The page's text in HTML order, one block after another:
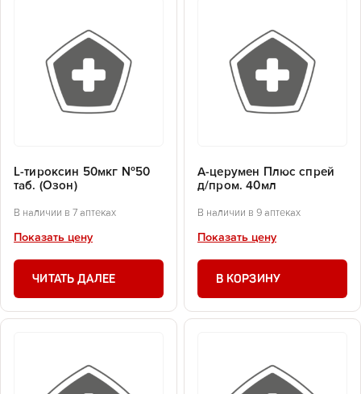
L-тироксин 50мкг №50
таб. (Озон)
В наличии в 7 аптеках
Показать цену
ЧИТАТЬ ДАЛЕЕ
А-церумен Плюс спрей
д/пром. 40мл
В наличии в 9 аптеках
Показать цену
В КОРЗИНУ